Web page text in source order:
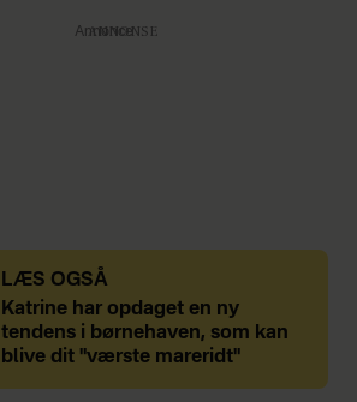
Annonce
LÆS OGSÅ
Katrine har opdaget en ny
tendens i børnehaven, som kan
blive dit "værste mareridt"